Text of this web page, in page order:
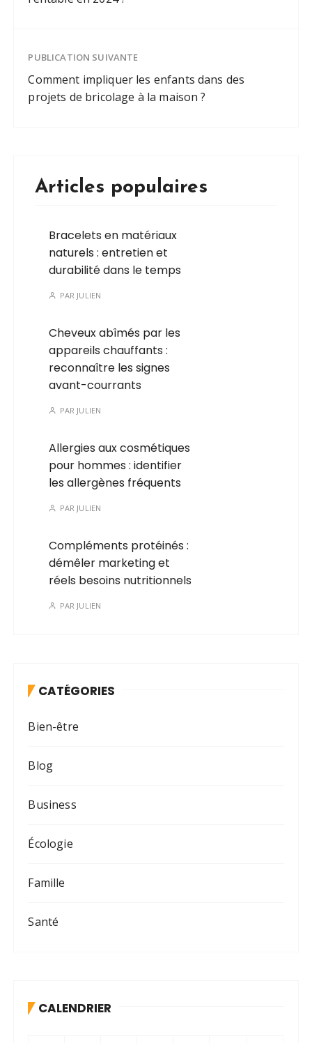
PUBLICATION SUIVANTE
Comment impliquer les enfants dans des
projets de bricolage à la maison ?
Articles populaires
Bracelets en matériaux
naturels : entretien et
durabilité dans le temps
PAR JULIEN
Cheveux abîmés par les
appareils chauffants :
reconnaître les signes
avant-courrants
PAR JULIEN
Allergies aux cosmétiques
pour hommes : identifier
les allergènes fréquents
PAR JULIEN
Compléments protéinés :
démêler marketing et
réels besoins nutritionnels
PAR JULIEN
CATÉGORIES
Bien-être
Blog
Business
Écologie
Famille
Santé
CALENDRIER